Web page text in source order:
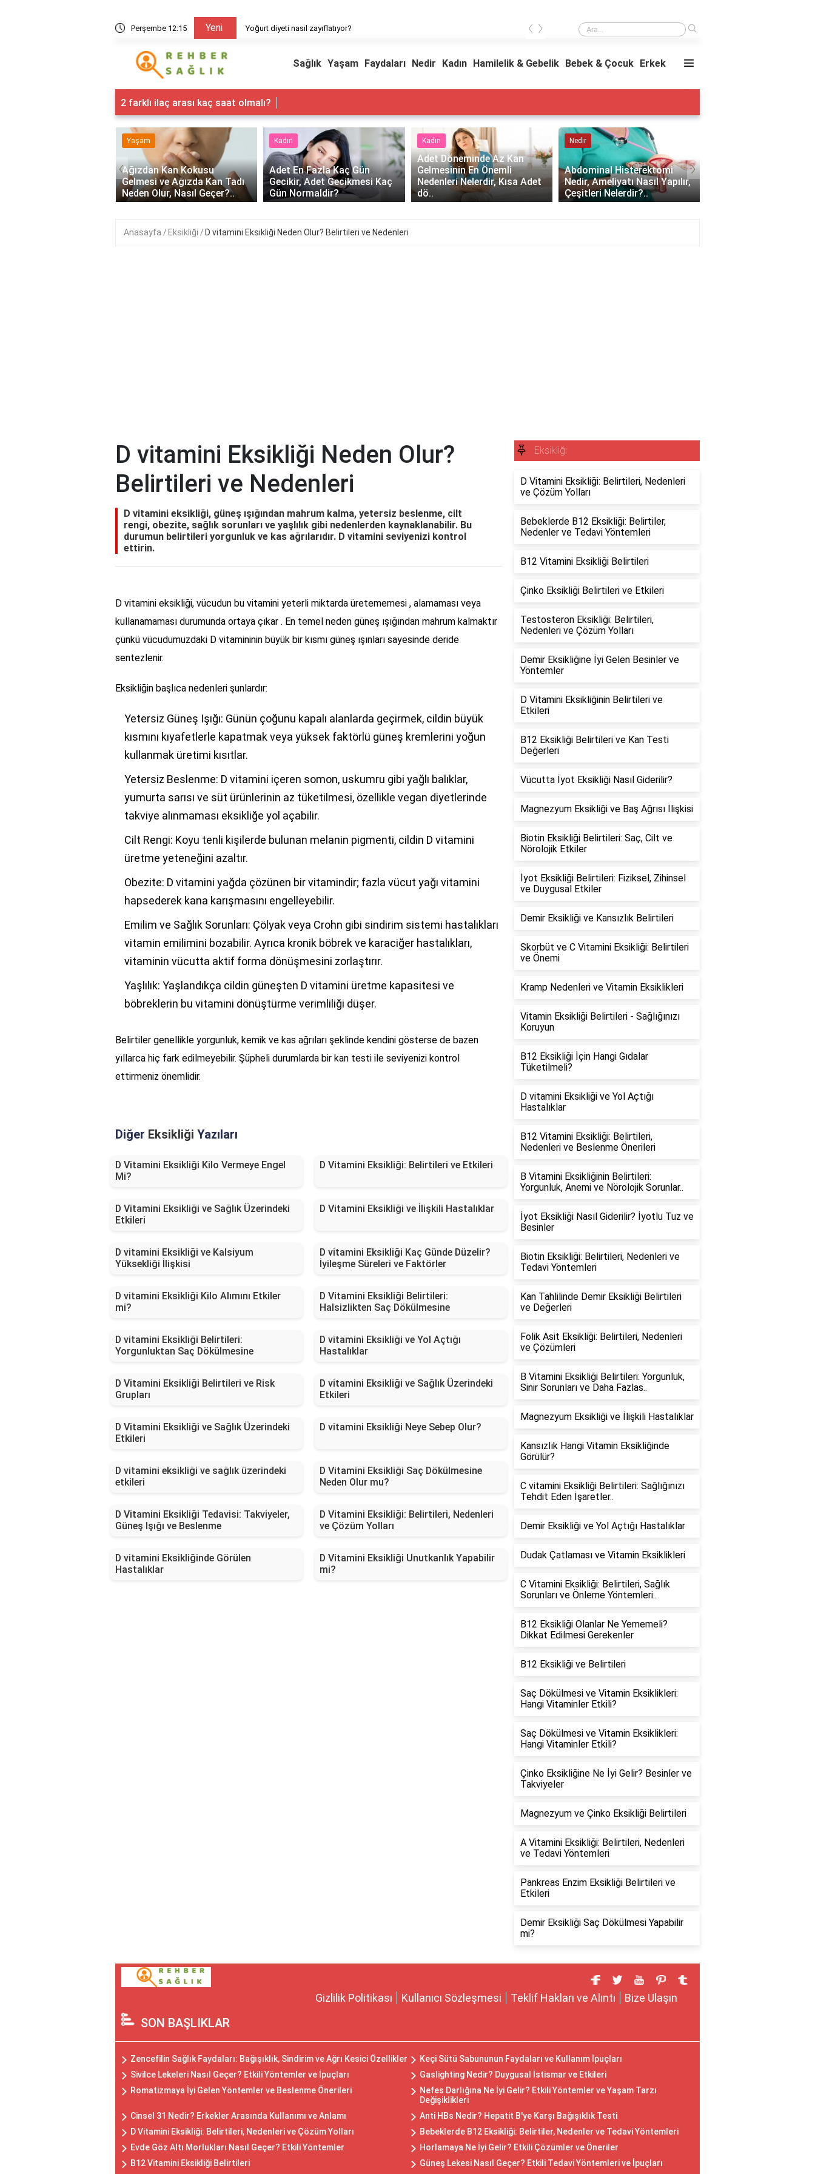
Perşembe 12:15 Yeni Yoğurt diyeti nasıl zayıflatıyor? Bebeklerde topuk kanı değeri kaç olmalı?
‹ ›
Sağlık Yaşam Faydaları Nedir Kadın Hamilelik & Gebelik Bebek & Çocuk Erkek
2 farklı ilaç arası kaç saat olmalı?
Yaşam
Ağızdan Kan Kokusu
Gelmesi ve Ağızda Kan Tadı
Neden Olur, Nasıl Geçer?..
Kadın
Adet En Fazla Kaç Gün
Gecikir, Adet Gecikmesi Kaç
Gün Normaldir?
Kadın
Adet Döneminde Az Kan
Gelmesinin En Önemli
Nedenleri Nelerdir, Kısa Adet
dö..
Nedir
Abdominal Histerektomi
Nedir, Ameliyatı Nasıl Yapılır,
Çeşitleri Nelerdir?..
‹ ›
Anasayfa Eksikliği D vitamini Eksikliği Neden Olur? Belirtileri ve Nedenleri
D vitamini Eksikliği Neden Olur?
Belirtileri ve Nedenleri
D vitamini eksikliği, güneş ışığından mahrum kalma, yetersiz beslenme, cilt
rengi, obezite, sağlık sorunları ve yaşlılık gibi nedenlerden kaynaklanabilir. Bu
durumun belirtileri yorgunluk ve kas ağrılarıdır. D vitamini seviyenizi kontrol
ettirin.
D vitamini eksikliği, vücudun bu vitamini yeterli miktarda üretememesi , alamaması veya
kullanamaması durumunda ortaya çıkar . En temel neden güneş ışığından mahrum kalmaktır
çünkü vücudumuzdaki D vitamininin büyük bir kısmı güneş ışınları sayesinde deride
sentezlenir.
Eksikliğin başlıca nedenleri şunlardır:
Yetersiz Güneş Işığı: Günün çoğunu kapalı alanlarda geçirmek, cildin büyük
kısmını kıyafetlerle kapatmak veya yüksek faktörlü güneş kremlerini yoğun
kullanmak üretimi kısıtlar.
Yetersiz Beslenme: D vitamini içeren somon, uskumru gibi yağlı balıklar,
yumurta sarısı ve süt ürünlerinin az tüketilmesi, özellikle vegan diyetlerinde
takviye alınmaması eksikliğe yol açabilir.
Cilt Rengi: Koyu tenli kişilerde bulunan melanin pigmenti, cildin D vitamini
üretme yeteneğini azaltır.
Obezite: D vitamini yağda çözünen bir vitamindir; fazla vücut yağı vitamini
hapsederek kana karışmasını engelleyebilir.
Emilim ve Sağlık Sorunları: Çölyak veya Crohn gibi sindirim sistemi hastalıkları
vitamin emilimini bozabilir. Ayrıca kronik böbrek ve karaciğer hastalıkları,
vitaminin vücutta aktif forma dönüşmesini zorlaştırır.
Yaşlılık: Yaşlandıkça cildin güneşten D vitamini üretme kapasitesi ve
böbreklerin bu vitamini dönüştürme verimliliği düşer.
Belirtiler genellikle yorgunluk, kemik ve kas ağrıları şeklinde kendini gösterse de bazen
yıllarca hiç fark edilmeyebilir. Şüpheli durumlarda bir kan testi ile seviyenizi kontrol
ettirmeniz önemlidir.
Diğer Eksikliği Yazıları
D Vitamini Eksikliği Kilo Vermeye Engel
Mi?
D Vitamini Eksikliği: Belirtileri ve Etkileri
D Vitamini Eksikliği ve Sağlık Üzerindeki
Etkileri
D Vitamini Eksikliği ve İlişkili Hastalıklar
D vitamini Eksikliği ve Kalsiyum
Yüksekliği İlişkisi
D vitamini Eksikliği Kaç Günde Düzelir?
İyileşme Süreleri ve Faktörler
D vitamini Eksikliği Kilo Alımını Etkiler
mi?
D Vitamini Eksikliği Belirtileri:
Halsizlikten Saç Dökülmesine
D vitamini Eksikliği Belirtileri:
Yorgunluktan Saç Dökülmesine
D vitamini Eksikliği ve Yol Açtığı
Hastalıklar
D Vitamini Eksikliği Belirtileri ve Risk
Grupları
D vitamini Eksikliği ve Sağlık Üzerindeki
Etkileri
D Vitamini Eksikliği ve Sağlık Üzerindeki
Etkileri
D vitamini Eksikliği Neye Sebep Olur?
D vitamini eksikliği ve sağlık üzerindeki
etkileri
D Vitamini Eksikliği Saç Dökülmesine
Neden Olur mu?
D Vitamini Eksikliği Tedavisi: Takviyeler,
Güneş Işığı ve Beslenme
D Vitamini Eksikliği: Belirtileri, Nedenleri
ve Çözüm Yolları
D vitamini Eksikliğinde Görülen
Hastalıklar
D Vitamini Eksikliği Unutkanlık Yapabilir
mi?
Eksikliği
D Vitamini Eksikliği: Belirtileri, Nedenleri
ve Çözüm Yolları
Bebeklerde B12 Eksikliği: Belirtiler,
Nedenler ve Tedavi Yöntemleri
B12 Vitamini Eksikliği Belirtileri
Çinko Eksikliği Belirtileri ve Etkileri
Testosteron Eksikliği: Belirtileri,
Nedenleri ve Çözüm Yolları
Demir Eksikliğine İyi Gelen Besinler ve
Yöntemler
D Vitamini Eksikliğinin Belirtileri ve
Etkileri
B12 Eksikliği Belirtileri ve Kan Testi
Değerleri
Vücutta İyot Eksikliği Nasıl Giderilir?
Magnezyum Eksikliği ve Baş Ağrısı İlişkisi
Biotin Eksikliği Belirtileri: Saç, Cilt ve
Nörolojik Etkiler
İyot Eksikliği Belirtileri: Fiziksel, Zihinsel
ve Duygusal Etkiler
Demir Eksikliği ve Kansızlık Belirtileri
Skorbüt ve C Vitamini Eksikliği: Belirtileri
ve Önemi
Kramp Nedenleri ve Vitamin Eksiklikleri
Vitamin Eksikliği Belirtileri - Sağlığınızı
Koruyun
B12 Eksikliği İçin Hangi Gıdalar
Tüketilmeli?
D vitamini Eksikliği ve Yol Açtığı
Hastalıklar
B12 Vitamini Eksikliği: Belirtileri,
Nedenleri ve Beslenme Önerileri
B Vitamini Eksikliğinin Belirtileri:
Yorgunluk, Anemi ve Nörolojik Sorunlar..
İyot Eksikliği Nasıl Giderilir? İyotlu Tuz ve
Besinler
Biotin Eksikliği: Belirtileri, Nedenleri ve
Tedavi Yöntemleri
Kan Tahlilinde Demir Eksikliği Belirtileri
ve Değerleri
Folik Asit Eksikliği: Belirtileri, Nedenleri
ve Çözümleri
B Vitamini Eksikliği Belirtileri: Yorgunluk,
Sinir Sorunları ve Daha Fazlas..
Magnezyum Eksikliği ve İlişkili Hastalıklar
Kansızlık Hangi Vitamin Eksikliğinde
Görülür?
C vitamini Eksikliği Belirtileri: Sağlığınızı
Tehdit Eden İşaretler..
Demir Eksikliği ve Yol Açtığı Hastalıklar
Dudak Çatlaması ve Vitamin Eksiklikleri
C Vitamini Eksikliği: Belirtileri, Sağlık
Sorunları ve Önleme Yöntemleri..
B12 Eksikliği Olanlar Ne Yememeli?
Dikkat Edilmesi Gerekenler
B12 Eksikliği ve Belirtileri
Saç Dökülmesi ve Vitamin Eksiklikleri:
Hangi Vitaminler Etkili?
Saç Dökülmesi ve Vitamin Eksiklikleri:
Hangi Vitaminler Etkili?
Çinko Eksikliğine Ne İyi Gelir? Besinler ve
Takviyeler
Magnezyum ve Çinko Eksikliği Belirtileri
A Vitamini Eksikliği: Belirtileri, Nedenleri
ve Tedavi Yöntemleri
Pankreas Enzim Eksikliği Belirtileri ve
Etkileri
Demir Eksikliği Saç Dökülmesi Yapabilir
mi?
Gizlilik Politikası Kullanıcı Sözleşmesi Teklif Hakları ve Alıntı Bize Ulaşın
SON BAŞLIKLAR
Zencefilin Sağlık Faydaları: Bağışıklık, Sindirim ve Ağrı Kesici Özellikler
Keçi Sütü Sabununun Faydaları ve Kullanım İpuçları
Sivilce Lekeleri Nasıl Geçer? Etkili Yöntemler ve İpuçları
Gaslighting Nedir? Duygusal İstismar ve Etkileri
Romatizmaya İyi Gelen Yöntemler ve Beslenme Önerileri
Nefes Darlığına Ne İyi Gelir? Etkili Yöntemler ve Yaşam Tarzı
Değişiklikleri
Cinsel 31 Nedir? Erkekler Arasında Kullanımı ve Anlamı
Anti HBs Nedir? Hepatit B'ye Karşı Bağışıklık Testi
D Vitamini Eksikliği: Belirtileri, Nedenleri ve Çözüm Yolları
Bebeklerde B12 Eksikliği: Belirtiler, Nedenler ve Tedavi Yöntemleri
Evde Göz Altı Morlukları Nasıl Geçer? Etkili Yöntemler
Horlamaya Ne İyi Gelir? Etkili Çözümler ve Öneriler
B12 Vitamini Eksikliği Belirtileri
Güneş Lekesi Nasıl Geçer? Etkili Tedavi Yöntemleri ve İpuçları